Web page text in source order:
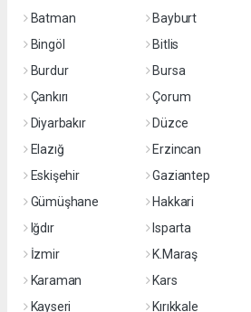
Batman
Bayburt
Bingöl
Bitlis
Burdur
Bursa
Çankırı
Çorum
Diyarbakır
Düzce
Elazığ
Erzincan
Eskişehir
Gaziantep
Gümüşhane
Hakkari
Iğdır
Isparta
İzmir
K.Maraş
Karaman
Kars
Kayseri
Kırıkkale